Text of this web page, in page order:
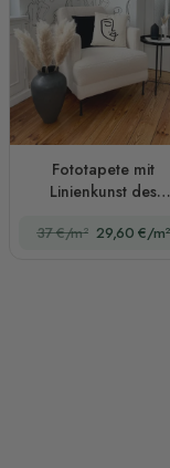
Fototapete mit
Linienkunst des
37 €/m² 29,60 €/m²